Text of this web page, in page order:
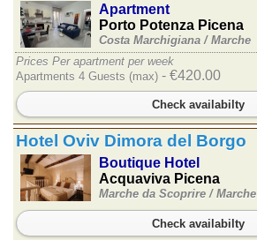
Apartment
Porto Potenza Picena
Costa Marchigiana / Marche
Prices Per apartment per week
Apartments 4 Guests (max) - €420.00
Check availabilty
Hotel Oviv Dimora del Borgo
Boutique Hotel
Acquaviva Picena
Marche da Scoprire / Marche
Check availabilty